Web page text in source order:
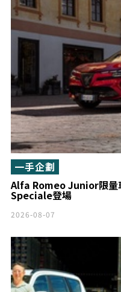
Alfa Romeo Junior限
Speciale登場
一手企劃
2026-08-07